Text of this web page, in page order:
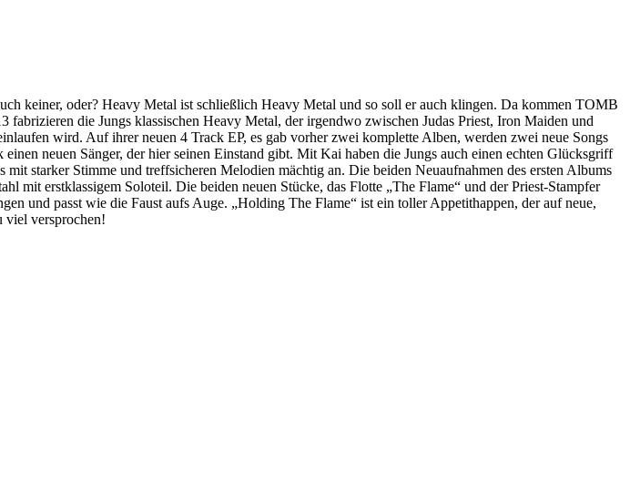
keiner, oder? Heavy Metal ist schließlich Heavy Metal und so soll er auch klingen. Da kommen TOMB
die Jungs klassischen Heavy Metal, der irgendwo zwischen Judas Priest, Iron Maiden und
wird. Auf ihrer neuen 4 Track EP, es gab vorher zwei komplette Alben, werden zwei neue Songs
neuen Sänger, der hier seinen Einstand gibt. Mit Kai haben die Jungs auch einen echten Glücksgriff
starker Stimme und treffsicheren Melodien mächtig an. Die beiden Neuaufnahmen des ersten Albums
mit erstklassigem Soloteil. Die beiden neuen Stücke, das Flotte „The Flame“ und der Priest-Stampfer
und passt wie die Faust aufs Auge. „Holding The Flame“ ist ein toller Appetithappen, der auf neue,
viel versprochen!